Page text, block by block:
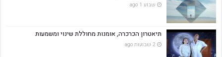
שבוע 1 ago
תיאטרון הכרכרה, אומנות מחוללת שינוי ומשמעות
2 שבועות ago